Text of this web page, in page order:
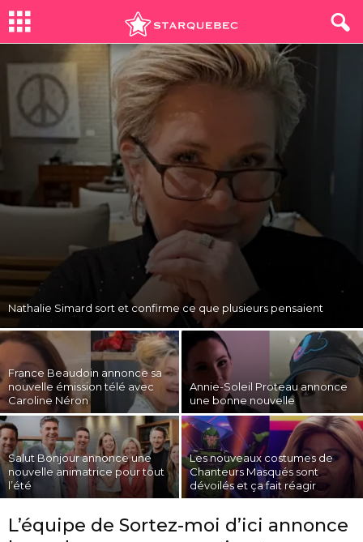
r
Q
é
b
e
c
Nathalie Simard sort et confirme ce que plusieurs pensaient
France Beaudoin annonce sa
nouvelle émission télé avec
Caroline Néron
Annie-Soleil Proteau annonce
une bonne nouvelle
Salut Bonjour annonce une
nouvelle animatrice pour tout
l’été
Les nouveaux costumes de
Chanteurs Masqués sont
dévoilés et ça fait réagir
L’équipe de Sortez-moi d’ici annonce